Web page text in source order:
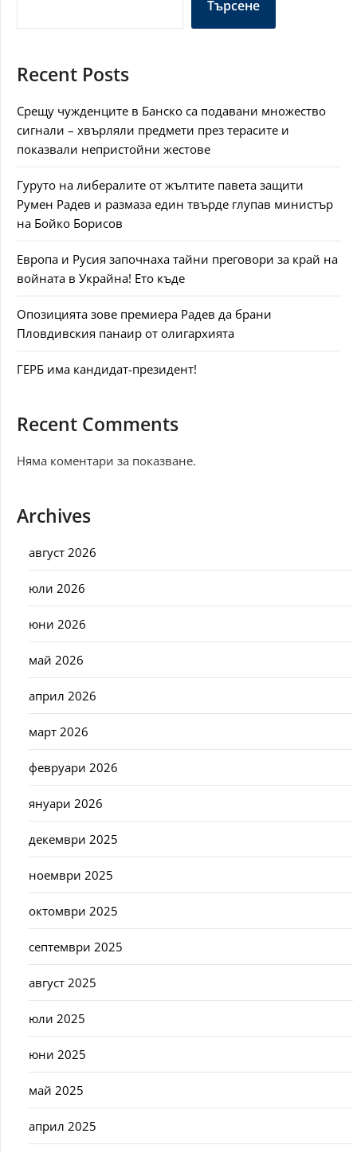
Търсене
Recent Posts
Срещу чужденците в Банско са подавани множество
сигнали – хвърляли предмети през терасите и
показвали непристойни жестове
Гуруто на либералите от жълтите павета защити
Румен Радев и размаза един твърде глупав министър
на Бойко Борисов
Европа и Русия започнаха тайни преговори за край на
войната в Украйна! Ето къде
Опозицията зове премиера Радев да брани
Пловдивския панаир от олигархията
ГЕРБ има кандидат-президент!
Recent Comments
Няма коментари за показване.
Archives
август 2026
юли 2026
юни 2026
май 2026
април 2026
март 2026
февруари 2026
януари 2026
декември 2025
ноември 2025
октомври 2025
септември 2025
август 2025
юли 2025
юни 2025
май 2025
април 2025